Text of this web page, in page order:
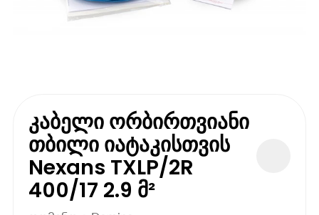
კაბელი ორბირთვიანი
თბილი იატაკისთვის
Nexans TXLP/2R
400/17 2.9 მ²